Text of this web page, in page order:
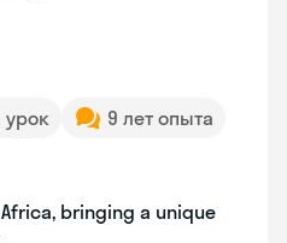
урок
9 лет опыта
bringing a unique